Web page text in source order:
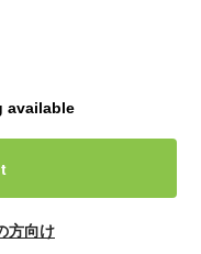
available
方向け